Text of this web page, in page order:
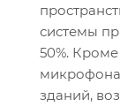
системы
50%.
зданий,